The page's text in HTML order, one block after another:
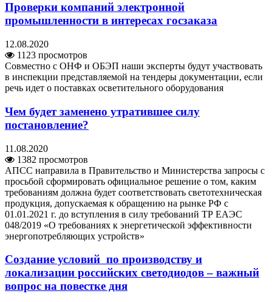
Проверки компаний электронной
промышленности в интересах госзаказа
12.08.2020
1123 просмотров
Совместно с ОНФ и ОБЭП наши эксперты будут участвовать
в инспекции представляемой на тендеры документации, если
речь идет о поставках осветительного оборудования
Чем будет заменено утратившее силу
постановление?
11.08.2020
1382 просмотров
АПСС направила в Правительство и Министерства запросы с
просьбой сформировать официальное решение о том, каким
требованиям должна будет соответствовать светотехническая
продукция, допускаемая к обращению на рынке РФ с
01.01.2021 г. до вступления в силу требований ТР ЕАЭС
048/2019 «О требованиях к энергетической эффективности
энергопотребляющих устройств»
Создание условий по производству и
локализации российских светодиодов – важный
вопрос на повестке дня